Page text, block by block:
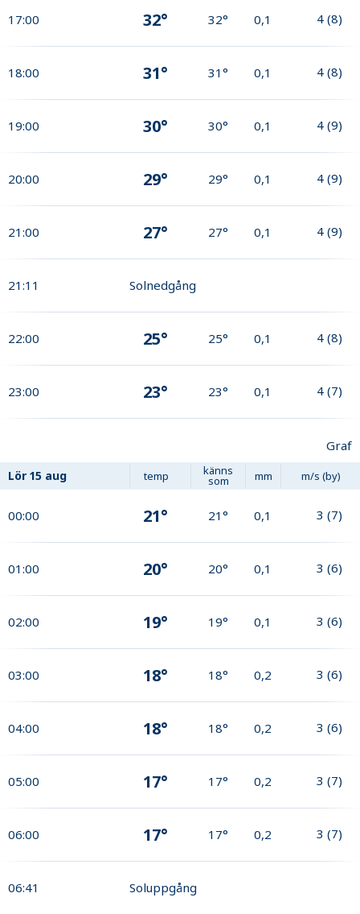
17:00 32° 32° 0,1 4 (8)
18:00 31° 31° 0,1 4 (8)
19:00 30° 30° 0,1 4 (9)
20:00 29° 29° 0,1 4 (9)
21:00 27° 27° 0,1 4 (9)
21:11 Solnedgång
22:00 25° 25° 0,1 4 (8)
23:00 23° 23° 0,1 4 (7)
Graf
Lör 15 aug temp känns
som mm m/s (by)
00:00 21° 21° 0,1 3 (7)
01:00 20° 20° 0,1 3 (6)
02:00 19° 19° 0,1 3 (6)
03:00 18° 18° 0,2 3 (6)
04:00 18° 18° 0,2 3 (6)
05:00 17° 17° 0,2 3 (7)
06:00 17° 17° 0,2 3 (7)
06:41 Soluppgång